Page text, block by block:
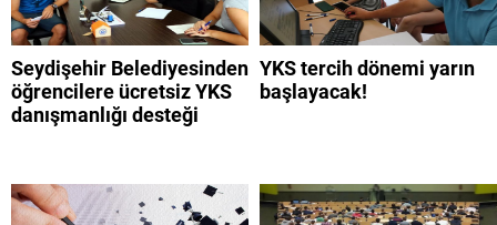
Seydişehir Belediyesinden
öğrencilere ücretsiz YKS
danışmanlığı desteği
YKS tercih dönemi yarın
başlayacak!